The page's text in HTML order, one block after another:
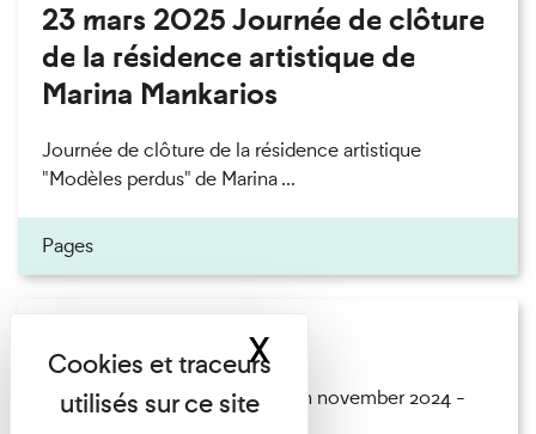
23 mars 2025 Journée de clôture
de la résidence artistique de
Marina Mankarios
Journée de clôture de la résidence artistique
"Modèles perdus" de Marina ...
Pages
Modèles perdus
Résidence Modèles perdus 19th november 2024 -
XMasquer le